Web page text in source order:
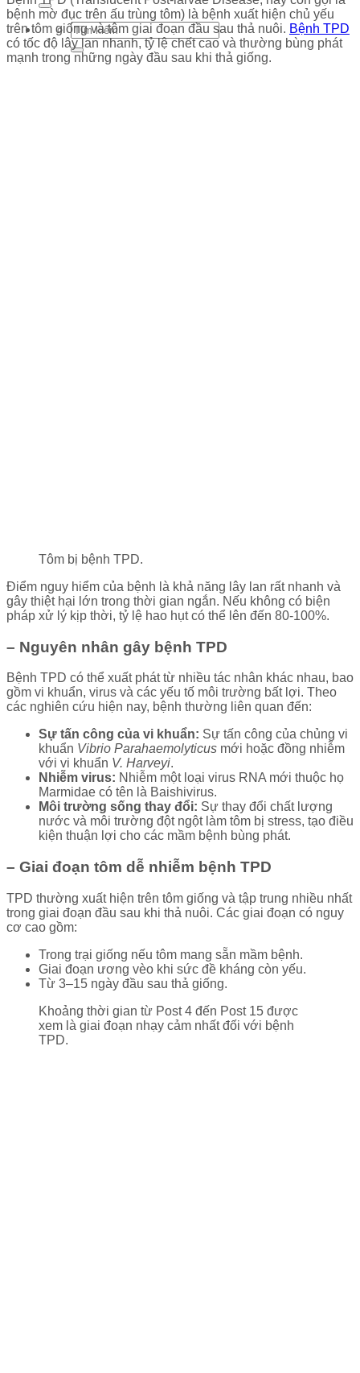
bệnh mờ đục trên ấu trùng tôm) là bệnh xuất hiện chủ yếu
trên tôm giống và tôm giai đoạn đầu sau thả nuôi. Bệnh TPD
có tốc độ lây lan nhanh, tỷ lệ chết cao và thường bùng phát
mạnh trong những ngày đầu sau khi thả giống.
Tôm bị bệnh TPD.
Điểm nguy hiểm của bệnh là khả năng lây lan rất nhanh và
gây thiệt hại lớn trong thời gian ngắn. Nếu không có biện
pháp xử lý kịp thời, tỷ lệ hao hụt có thể lên đến 80-100%.
– Nguyên nhân gây bệnh TPD
Bệnh TPD có thể xuất phát từ nhiều tác nhân khác nhau, bao
gồm vi khuẩn, virus và các yếu tố môi trường bất lợi. Theo
các nghiên cứu hiện nay, bệnh thường liên quan đến:
Sự tấn công của vi khuẩn: Sự tấn công của chủng vi
khuẩn Vibrio Parahaemolyticus mới hoặc đồng nhiễm
với vi khuẩn V. Harveyi.
Nhiễm virus: Nhiễm một loại virus RNA mới thuộc họ
Marmidae có tên là Baishivirus.
Môi trường sống thay đổi: Sự thay đổi chất lượng
nước và môi trường đột ngột làm tôm bị stress, tạo điều
kiện thuận lợi cho các mầm bệnh bùng phát.
– Giai đoạn tôm dễ nhiễm bệnh TPD
TPD thường xuất hiện trên tôm giống và tập trung nhiều nhất
trong giai đoạn đầu sau khi thả nuôi. Các giai đoạn có nguy
cơ cao gồm:
Trong trại giống nếu tôm mang sẵn mầm bệnh.
Giai đoạn ương vèo khi sức đề kháng còn yếu.
Từ 3–15 ngày đầu sau thả giống.
Khoảng thời gian từ Post 4 đến Post 15 được
xem là giai đoạn nhạy cảm nhất đối với bệnh
TPD.